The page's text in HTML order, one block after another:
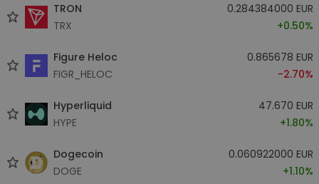
TRON
TRX
0.284384000 EUR
+0.50%
Figure Heloc
FIGR_HELOC
0.865678 EUR
-2.70%
Hyperliquid
HYPE
47.670 EUR
+1.80%
Dogecoin
DOGE
0.060922000 EUR
+1.10%